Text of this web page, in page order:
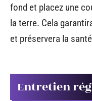
fond et placez une
la terre. Cela
et préservera la
Entretien